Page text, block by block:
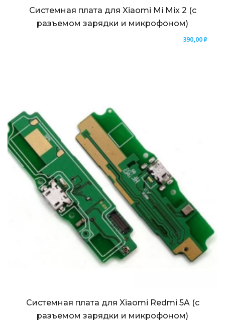
Системная плата для Xiaomi Mi Mix 2 (с
разъемом зарядки и микрофоном)
390,00₽
Системная плата для Xiaomi Redmi 5A (с
разъемом зарядки и микрофоном)